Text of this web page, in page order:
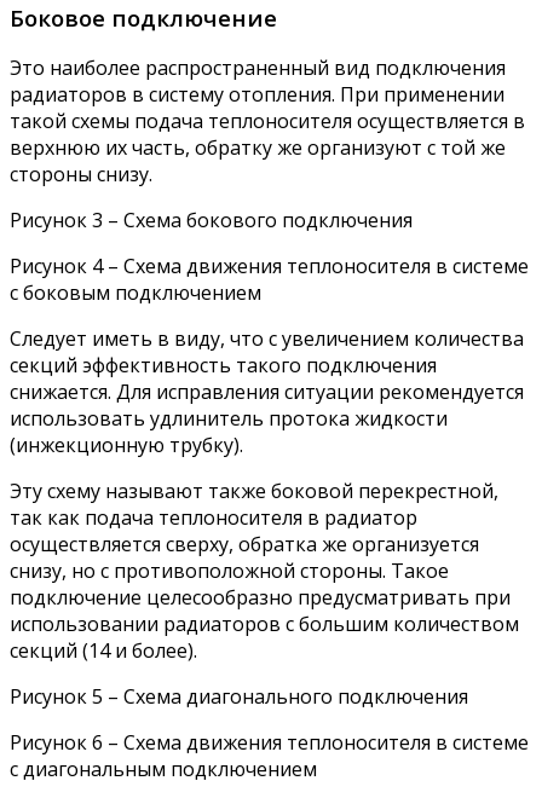
Боковое подключение
Это наиболее распространенный вид подключения
радиаторов в систему отопления. При применении
такой схемы подача теплоносителя осуществляется в
верхнюю их часть, обратку же организуют с той же
стороны снизу.
Рисунок 3 – Схема бокового подключения
Рисунок 4 – Схема движения теплоносителя в системе
с боковым подключением
Следует иметь в виду, что с увеличением количества
секций эффективность такого подключения
снижается. Для исправления ситуации рекомендуется
использовать удлинитель протока жидкости
(инжекционную трубку).
Эту схему называют также боковой перекрестной,
так как подача теплоносителя в радиатор
осуществляется сверху, обратка же организуется
снизу, но с противоположной стороны. Такое
подключение целесообразно предусматривать при
использовании радиаторов с большим количеством
секций (14 и более).
Рисунок 5 – Схема диагонального подключения
Рисунок 6 – Схема движения теплоносителя в системе
с диагональным подключением